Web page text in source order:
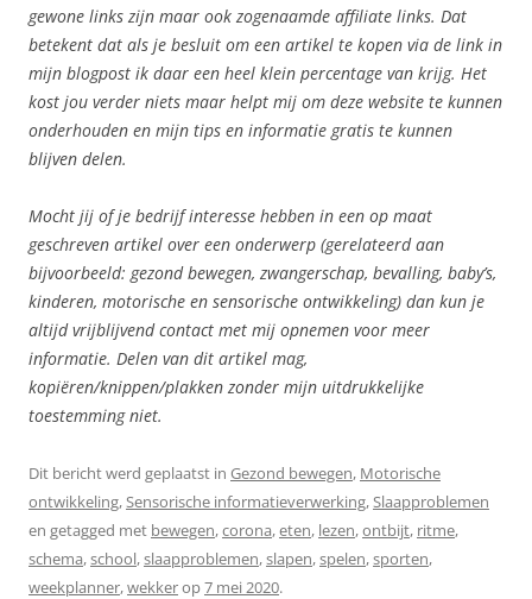
gewone links zijn maar ook zogenaamde affiliate links. Dat
betekent dat als je besluit om een artikel te kopen via de link in
mijn blogpost ik daar een heel klein percentage van krijg. Het
kost jou verder niets maar helpt mij om deze website te kunnen
onderhouden en mijn tips en informatie gratis te kunnen
blijven delen.
Mocht jij of je bedrijf interesse hebben in een op maat
geschreven artikel over een onderwerp (gerelateerd aan
bijvoorbeeld: gezond bewegen, zwangerschap, bevalling, baby’s,
kinderen, motorische en sensorische ontwikkeling) dan kun je
altijd vrijblijvend contact met mij opnemen voor meer
informatie. Delen van dit artikel mag,
kopiëren/knippen/plakken zonder mijn uitdrukkelijke
toestemming niet.
Dit bericht werd geplaatst in Gezond bewegen, Motorische
ontwikkeling,Sensorische informatieverwerking,Slaapproblemen
en getagged met bewegen,corona,eten, lezen,ontbijt, ritme,
schema,school,slaapproblemen,slapen,spelen,sporten,
weekplanner,wekkerop7 mei 2020.